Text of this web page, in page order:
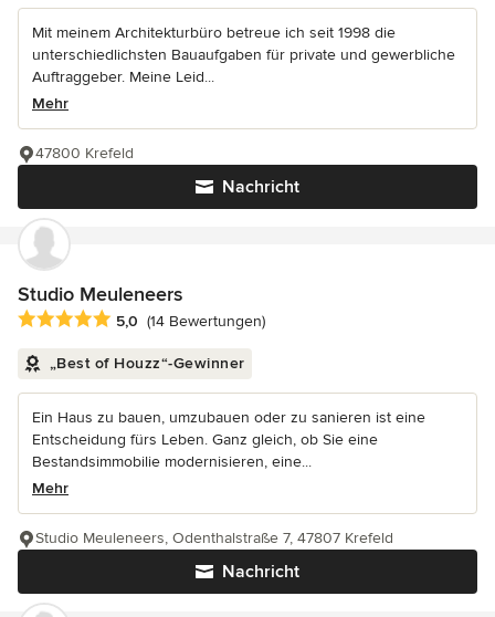
Mit meinem Architekturbüro betreue ich seit 1998 die
unterschiedlichsten Bauaufgaben für private und gewerbliche
Auftraggeber. Meine Leid...
Mehr
Nachricht
47800 Krefeld
Studio Meuleneers
Durchschnittliche Bewertung: 5 von 5 Sternen
5,0 (14 Bewertungen)
„Best of Houzz“-Gewinner
Ein Haus zu bauen, umzubauen oder zu sanieren ist eine
Entscheidung fürs Leben. Ganz gleich, ob Sie eine
Bestandsimmobilie modernisieren, eine...
Mehr
Nachricht
Studio Meuleneers, Odenthalstraße 7, 47807 Krefeld